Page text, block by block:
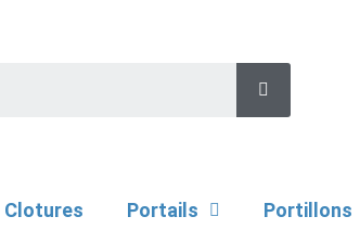
Clotures Portails Portillons